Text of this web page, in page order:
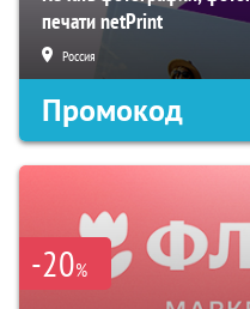
печати netPrint
Россия
Промокод
-20%